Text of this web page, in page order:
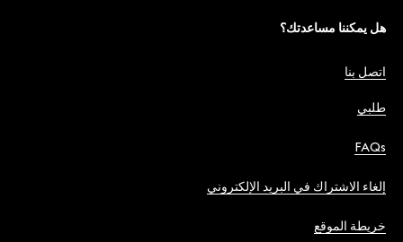
هل يمكننا مساعدتك؟
اتصل بنا
طلبي
FAQs
إلغاء الاشتراك في البريد الإلكتروني
خريطة الموقع